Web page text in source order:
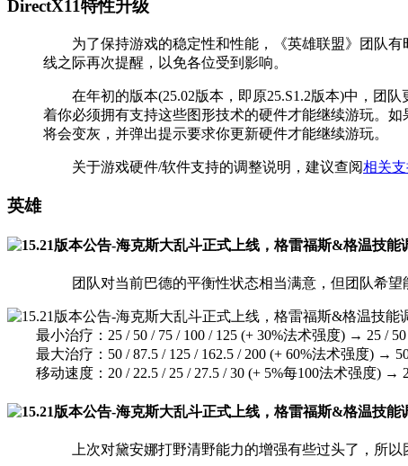
DirectX11特性升级
为了保持游戏的稳定性和性能，《英雄联盟》团队有
线之际再次提醒，以免各位受到影响。
在年初的版本(25.02版本，即原25.S1.2版本)中，团队
着你必须拥有支持这些图形技术的硬件才能继续游玩。
将会变灰，并弹出提示要求你更新硬件才能继续游玩。
关于游戏硬件/软件支持的调整说明，建议查阅相关
英雄
团队对当前巴德的平衡性状态相当满意，但团队希望
最小治疗：25 / 50 / 75 / 100 / 125 (+ 30%法术强度) → 25 / 50
最大治疗：50 / 87.5 / 125 / 162.5 / 200 (+ 60%法术强度) → 50
移动速度：20 / 22.5 / 25 / 27.5 / 30 (+ 5%每100法术强度) →
上次对黛安娜打野清野能力的增强有些过头了，所以